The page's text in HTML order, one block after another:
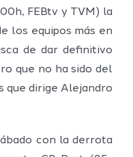
FEBtv y TVM) la
los equipos más en
de dar definitivo
que no ha sido del
que dirige Alejandro
con la derrota